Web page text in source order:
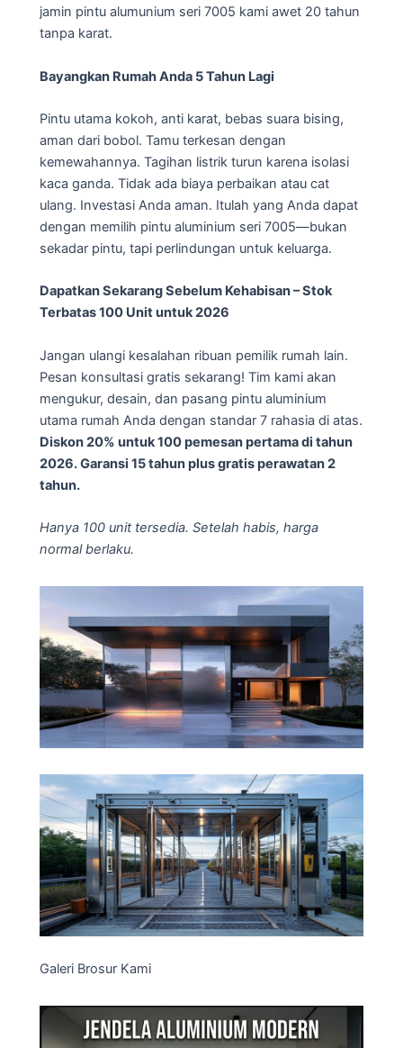
jamin pintu alumunium seri 7005 kami awet 20 tahun
tanpa karat.
Bayangkan Rumah Anda 5 Tahun Lagi
Pintu utama kokoh, anti karat, bebas suara bising,
aman dari bobol. Tamu terkesan dengan
kemewahannya. Tagihan listrik turun karena isolasi
kaca ganda. Tidak ada biaya perbaikan atau cat
ulang. Investasi Anda aman. Itulah yang Anda dapat
dengan memilih pintu aluminium seri 7005—bukan
sekadar pintu, tapi perlindungan untuk keluarga.
Dapatkan Sekarang Sebelum Kehabisan – Stok
Terbatas 100 Unit untuk 2026
Jangan ulangi kesalahan ribuan pemilik rumah lain.
Pesan konsultasi gratis sekarang! Tim kami akan
mengukur, desain, dan pasang pintu aluminium
utama rumah Anda dengan standar 7 rahasia di atas.
Diskon 20% untuk 100 pemesan pertama di tahun
2026. Garansi 15 tahun plus gratis perawatan 2
tahun.
Hanya 100 unit tersedia. Setelah habis, harga
normal berlaku.
Galeri Brosur Kami